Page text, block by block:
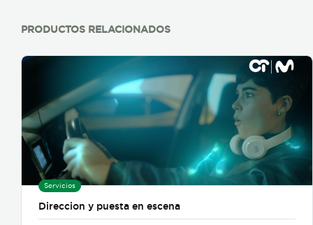
Academia de Diseño  Academia de Cine, Televisión
Academia de Idiomas  Cursos libres adicionales.
Nuestras especializaciones abarcan tres ámbitos
profesionales de gran demanda laboral; Cine, TV y
Animación Digital, Tecnologías e Idiomas.
PRODUCTOS RELACIONADOS
Servicios
Direccion y puesta en escena